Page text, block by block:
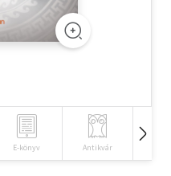
E-könyv Antikvár